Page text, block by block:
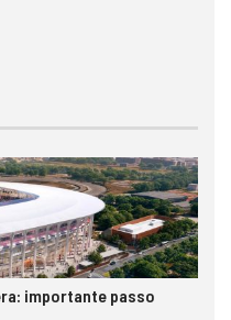
importante passo